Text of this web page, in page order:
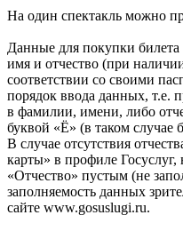
На один спектакль можно
Данные для покупки
имя и отчество (при
соответствии со своими
порядок ввода данных, т.е.
в фамилии, имени, либо
буквой «Ё» (в таком случае
В случае отсутствия
карты» в профиле Госуслуг,
«Отчество» пустым (не
заполняемость данных
сайте www.gosuslugi.ru.